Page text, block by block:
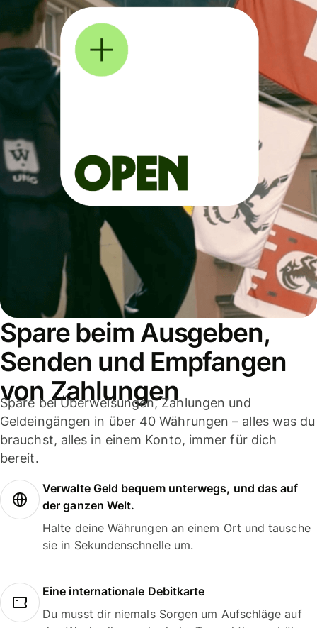
Spare beim Ausgeben,
Senden und Empfangen
von Zahlungen
Spare bei Überweisungen, Zahlungen und
Geldeingängen in über 40 Währungen – alles was du
brauchst, alles in einem Konto, immer für dich
bereit.
Verwalte Geld bequem unterwegs, und das auf
der ganzen Welt.
Halte deine Währungen an einem Ort und tausche
sie in Sekundenschnelle um.
Eine internationale Debitkarte
Du musst dir niemals Sorgen um Aufschläge auf